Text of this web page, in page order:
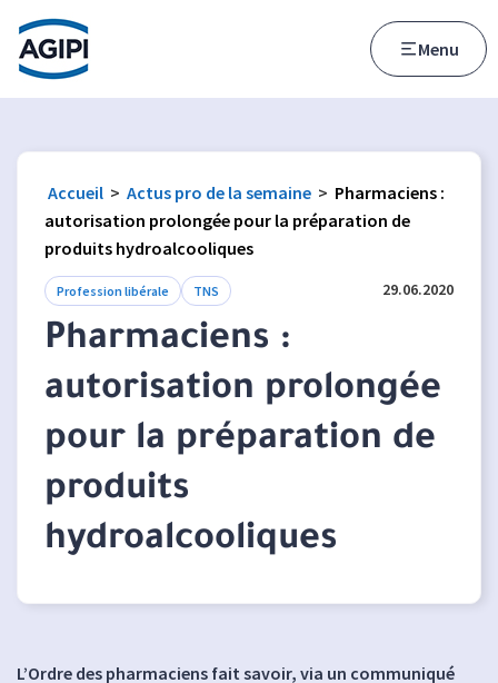
Accès au menu
Accès au contenu principal
Menu
Accueil > Actus pro de la semaine > Pharmaciens :
autorisation prolongée pour la préparation de
produits hydroalcooliques
Profession libérale TNS 29.06.2020
Pharmaciens :
autorisation prolongée
pour la préparation de
produits
hydroalcooliques
L’Ordre des pharmaciens fait savoir, via un communiqué